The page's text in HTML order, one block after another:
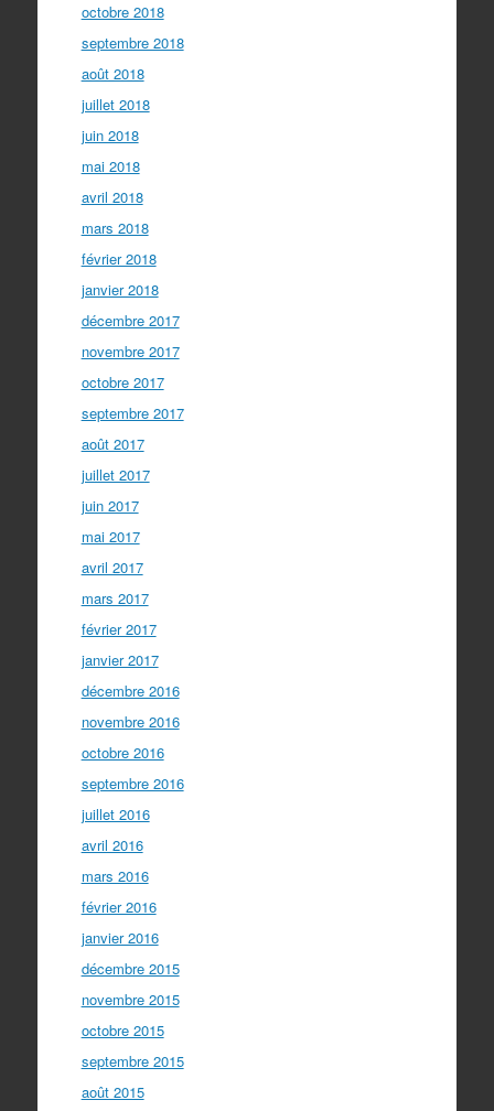
octobre 2018
septembre 2018
août 2018
juillet 2018
juin 2018
mai 2018
avril 2018
mars 2018
février 2018
janvier 2018
décembre 2017
novembre 2017
octobre 2017
septembre 2017
août 2017
juillet 2017
juin 2017
mai 2017
avril 2017
mars 2017
février 2017
janvier 2017
décembre 2016
novembre 2016
octobre 2016
septembre 2016
juillet 2016
avril 2016
mars 2016
février 2016
janvier 2016
décembre 2015
novembre 2015
octobre 2015
septembre 2015
août 2015